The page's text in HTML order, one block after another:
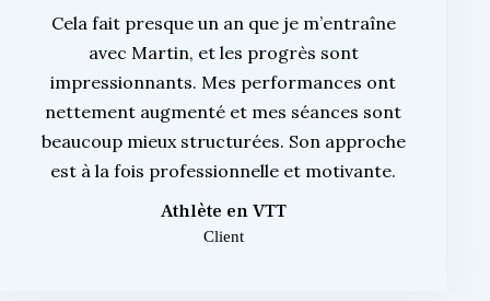
Cela fait presque un an que je m’entraîne
avec Martin, et les progrès sont
impressionnants. Mes performances ont
nettement augmenté et mes séances sont
beaucoup mieux structurées. Son approche
est à la fois professionnelle et motivante.
Athlète en VTT
Client